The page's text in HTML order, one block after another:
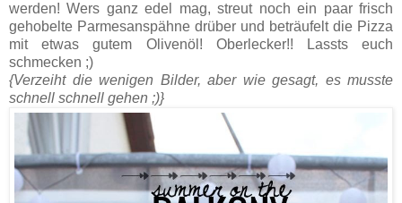
werden! Wers ganz edel mag, streut noch ein paar frisch
gehobelte Parmesanspähne drüber und beträufelt die Pizza
mit etwas gutem Olivenöl! Oberlecker!! Lassts euch
schmecken ;)
{Verzeiht die wenigen Bilder, aber wie gesagt, es musste
schnell schnell gehen ;)}